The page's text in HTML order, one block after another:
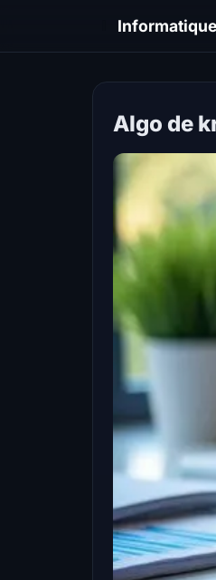
Informatique
Algo de